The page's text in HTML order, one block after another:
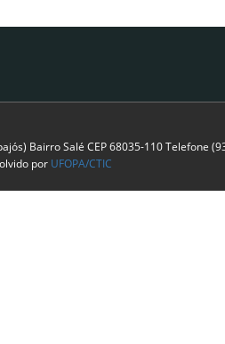
Bairro Salé CEP 68035-110 Telefone
por UFOPA/CTIC